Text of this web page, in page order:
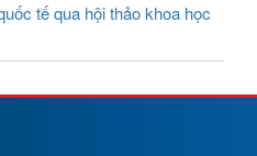
tế qua hội thảo khoa học